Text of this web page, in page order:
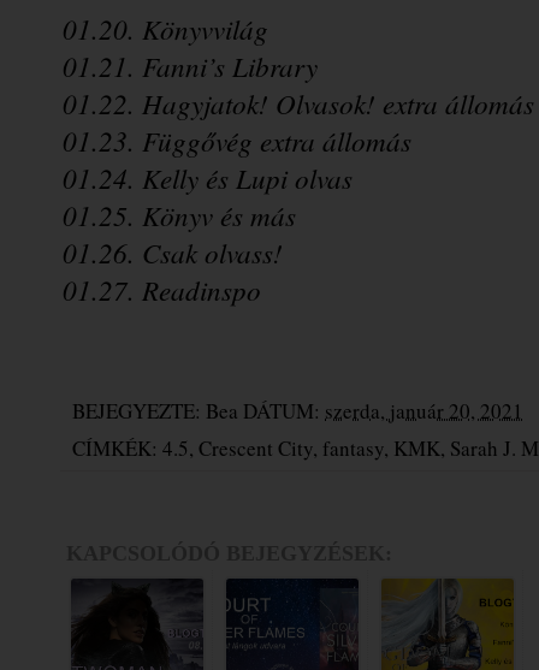
01.20. Könyvvilág
01.21. Fanni’s Library
01.22. Hagyjatok! Olvasok! extra állomás
01.23. Függővég extra állomás
01.24. Kelly és Lupi olvas
01.25. Könyv és más
01.26. Csak olvass!
01.27. Readinspo
BEJEGYEZTE: Bea DÁTUM: szerda, január 20, 2021
CÍMKÉK: 4.5, Crescent City, fantasy, KMK, Sarah J.